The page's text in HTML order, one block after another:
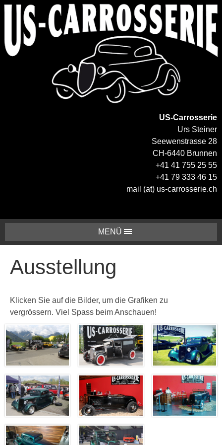
US-Carrosserie
Urs Steiner
Seewenstrasse 28
CH-6440 Brunnen
+41 41 755 25 55
+41 79 333 46 15
mail (at) us-carrosserie.ch
MENÜ
Ausstellung
Klicken Sie auf die Bilder, um die Grafiken zu
vergrössern. Viel Spass beim Anschauen!